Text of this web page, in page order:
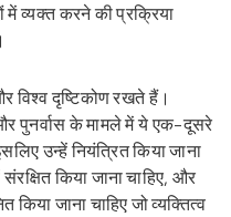
में व्यक्त करने की प्रक्रिया
विश्व दृष्टिकोण रखते हैं।
और पुनर्वास के मामले में ये एक-दूसरे
उन्हें नियंत्रित किया जाना
किया जाना चाहिए, और
जाना चाहिए जो व्यक्तित्व